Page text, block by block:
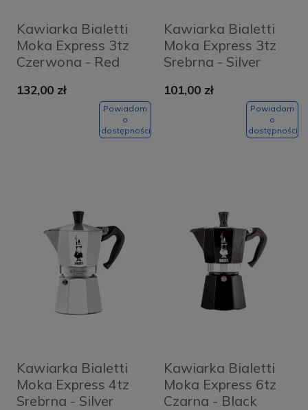
Kawiarka Bialetti
Moka Express 3tz
Czerwona - Red
132,00 zł
Powiadom
o
dostępności
Kawiarka Bialetti
Moka Express 3tz
Srebrna - Silver
101,00 zł
Powiadom
o
dostępności
Kawiarka Bialetti
Moka Express 4tz
Srebrna - Silver
Kawiarka Bialetti
Moka Express 6tz
Czarna - Black